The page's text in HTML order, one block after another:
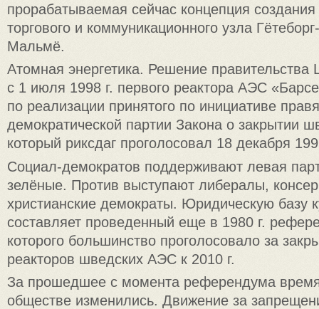
прорабатываемая сейчас концепция
торгового и коммуникационного узла
Мальмё.
Атомная энергетика. Решение правительства
с 1 июля 1998 г. первого реактора АЭС
по реализации принятого по инициативе
демократической партии Закона о закрытии
который риксдаг проголосовал 18 декабря
Социал-демократов поддерживают левая
зелёные. Против выступают либералы,
христианские демократы. Юридическую
составляет проведенный еще в 1980 г.
которого большинство проголосовало за
реакторов шведских АЭС к 2010 г.
За прошедшее с момента референдума
обществе изменились. Движение за